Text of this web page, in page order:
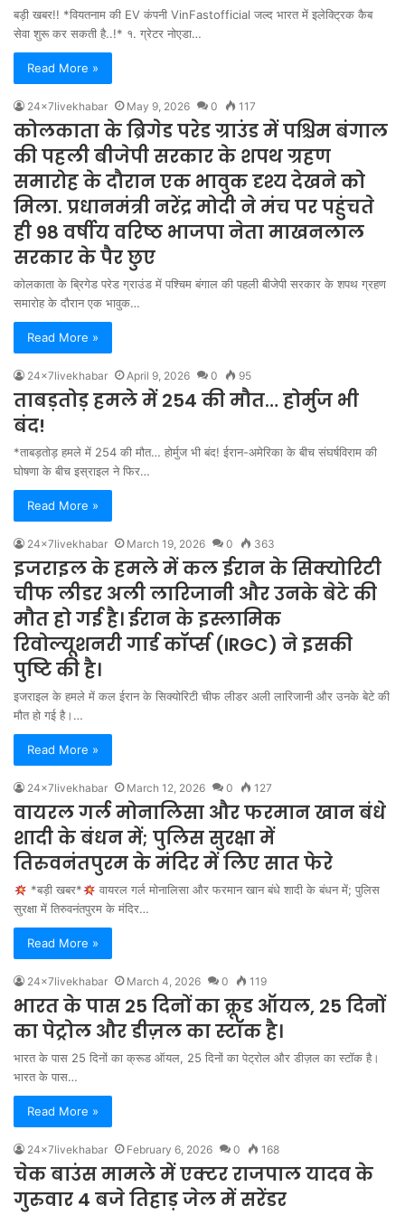
बड़ी खबर!! *वियतनाम की EV कंपनी VinFastofficial जल्द भारत में इलेक्ट्रिक कैब
सेवा शुरू कर सकती है..!* १. ग्रेटर नोएडा…
Read More »
24x7livekhabar May 9, 2026 0 117
कोलकाता के ब्रिगेड परेड ग्राउंड में पश्चिम बंगाल
की पहली बीजेपी सरकार के शपथ ग्रहण
समारोह के दौरान एक भावुक दृश्य देखने को
मिला. प्रधानमंत्री नरेंद्र मोदी ने मंच पर पहुंचते
ही 98 वर्षीय वरिष्ठ भाजपा नेता माखनलाल
सरकार के पैर छुए
कोलकाता के ब्रिगेड परेड ग्राउंड में पश्चिम बंगाल की पहली बीजेपी सरकार के शपथ ग्रहण
समारोह के दौरान एक भावुक…
Read More »
24x7livekhabar April 9, 2026 0 95
ताबड़तोड़ हमले में 254 की मौत… होर्मुज भी
बंद!
*ताबड़तोड़ हमले में 254 की मौत… होर्मुज भी बंद! ईरान-अमेरिका के बीच संघर्षविराम की
घोषणा के बीच इस्राइल ने फिर…
Read More »
24x7livekhabar March 19, 2026 0 363
इजराइल के हमले में कल ईरान के सिक्योरिटी
चीफ लीडर अली लारिजानी और उनके बेटे की
मौत हो गई है। ईरान के इस्लामिक
रिवोल्यूशनरी गार्ड कॉर्प्स (IRGC) ने इसकी
पुष्टि की है।
इजराइल के हमले में कल ईरान के सिक्योरिटी चीफ लीडर अली लारिजानी और उनके बेटे की
मौत हो गई है।…
Read More »
24x7livekhabar March 12, 2026 0 127
वायरल गर्ल मोनालिसा और फरमान खान बंधे
शादी के बंधन में; पुलिस सुरक्षा में
तिरुवनंतपुरम के मंदिर में लिए सात फेरे
*बड़ी खबर*
वायरल गर्ल मोनालिसा और फरमान खान बंधे शादी के बंधन में; पुलिस
सुरक्षा में तिरुवनंतपुरम के मंदिर…
Read More »
24x7livekhabar March 4, 2026 0 119
भारत के पास 25 दिनों का क्रूड ऑयल, 25 दिनों
का पेट्रोल और डीज़ल का स्टॉक है।
भारत के पास 25 दिनों का क्रूड ऑयल, 25 दिनों का पेट्रोल और डीज़ल का स्टॉक है।
भारत के पास…
Read More »
24x7livekhabar February 6, 2026 0 168
चेक बाउंस मामले में एक्टर राजपाल यादव के
गुरुवार 4 बजे तिहाड़ जेल में सरेंडर